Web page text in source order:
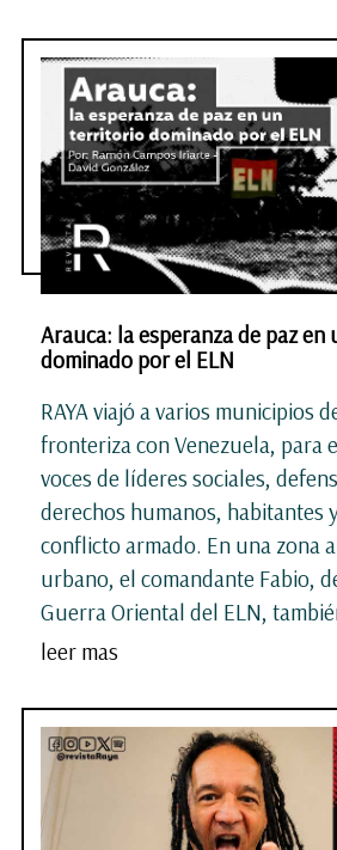
Arauca: la esperanza de paz
dominado por el ELN
RAYA viajó a varios municipios
fronteriza con Venezuela, para
voces de líderes sociales,
derechos humanos, habitantes
conflicto armado. En una zona
urbano, el comandante Fabio,
Guerra Oriental del ELN,
leer mas